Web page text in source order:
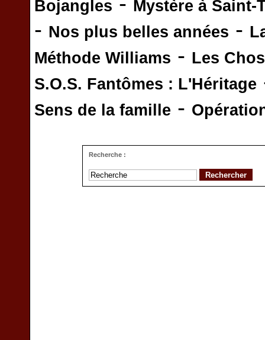
Bojangles
Mystère à Saint-
- Nos plus belles années -
Méthode Williams - Les
S.O.S. Fantômes : L'Héritage
Sens de la famille -
Recherche :